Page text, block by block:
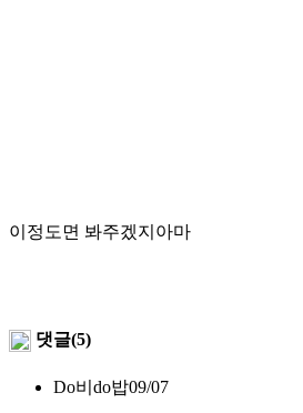
이정도면 봐주겠지아마
댓글(5)
Do비do밥09/07